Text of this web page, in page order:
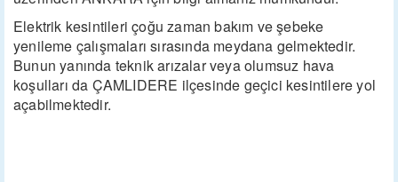
Elektrik kesintileri çoğu zaman bakım ve şebeke
yenileme çalışmaları sırasında meydana gelmektedir.
Bunun yanında teknik arızalar veya olumsuz hava
koşulları da ÇAMLIDERE ilçesinde geçici kesintilere yol
açabilmektedir.